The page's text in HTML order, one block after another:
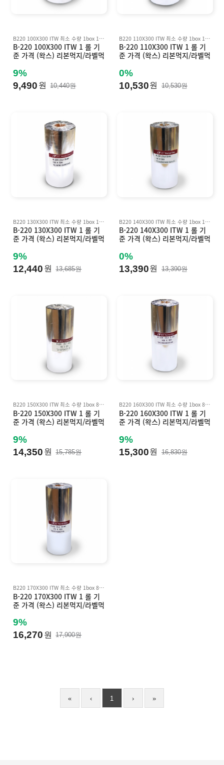
B220 100X300 ITW 최소 수량 1box 10 롤 기준 박스 단위 판매 Inkanto AWX FH, AWR8 호환
B-220 100X300 ITW 1 롤 기
준 가격 (왁스) 리본먹지/라벨먹
o AWX FH, AWR8 호환
9%
9,490 원 10,440원
B220 110X300 ITW 최소 수량 1box 10 롤 기준 박스 단위 판매 Inkanto AWX FH, AWR8 호환
B-220 110X300 ITW 1 롤 기
준 가격 (왁스) 리본먹지/라벨먹
o AWX FH, AWR8 호환
0%
10,530원 10,530원
B220 130X300 ITW 최소 수량 1box 10 롤 기준 박스단위 판매 Inkanto AWX FH, AWR8 호환
B-220 130X300 ITW 1 롤 기
준 가격 (왁스) 리본먹지/라벨먹
o AWX FH, AWR8 호환
9%
12,440 원 13,685원
B220 140X300 ITW 최소 수량 1box 10 롤 기준 박스 단위 판매 Inkanto AWX FH, AWR8 호환
B-220 140X300 ITW 1 롤 기
준 가격 (왁스) 리본먹지/라벨먹
o AWX FH, AWR8 호환
0%
13,390원 13,390원
B220 150X300 ITW 최소 수량 1box 8롤 기준 박스단위 판매 Inkanto AWX FH, AWR8 호환
B-220 150X300 ITW 1 롤 기
준 가격 (왁스) 리본먹지/라벨먹
o AWX FH, AWR8 호환
9%
14,350 원 15,785원
B220 160X300 ITW 최소 수량 1box 8ea 롤 기준 박스 단위 판매 Inkanto AWX FH, AWR8 호환
B-220 160X300 ITW 1 롤 기
준 가격 (왁스) 리본먹지/라벨먹
o AWX FH, AWR8 호환
9%
15,300원 16,830원
B220 170X300 ITW 최소 수량 1box 8ea 롤 기준 박스 단위 판매 Inkanto AWX FH, AWR8 호환
B-220 170X300 ITW 1 롤 기
준 가격 (왁스) 리본먹지/라벨먹
o AWX FH, AWR8 호환
9%
16,270 원 17,900원
« ‹ 1 › »